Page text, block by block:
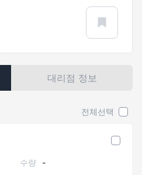
대리점 정보
전체선택
수량 -